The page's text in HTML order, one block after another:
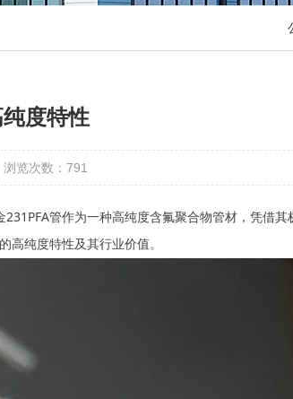
度特性
浏览次数： 791
管作为一种高纯度含氟聚合物管材，凭借
高纯度特性及其行业价值。